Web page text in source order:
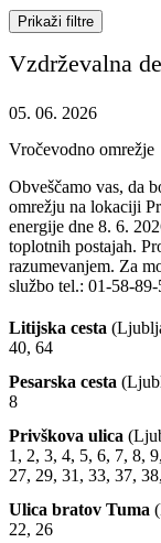
Prikaži filtre
Vzdrževalna
05. 06. 2026
Vročevodno omrežje
Obveščamo vas, da
omrežju na lokaciji
energije dne 8. 6.
toplotnih postajah.
razumevanjem. Za
službo tel.: 01-58-89-
Litijska cesta
40, 64
Pesarska cesta
8
Privškova ulica
1, 2, 3, 4, 5, 6, 7, 8,
27, 29, 31, 33, 37,
Ulica bratov Tuma
22, 26